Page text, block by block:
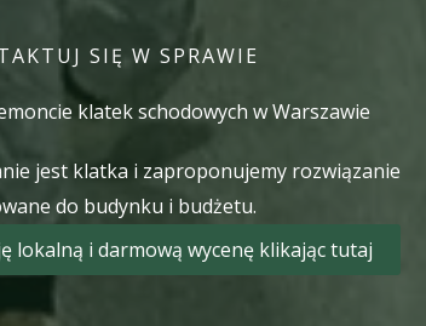
SIĘ W SPRAWIE
klatek schodowych w Warszawie
jest klatka i zaproponujemy rozwiązanie
do budynku i budżetu.
lokalną i darmową wycenę klikając tutaj